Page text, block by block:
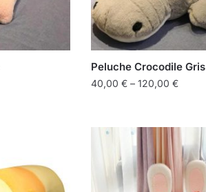
Peluche Crocodile Gris
40,00 € – 120,00 €